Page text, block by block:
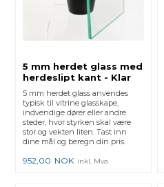
5 mm herdet glass med
herdeslipt kant - Klar
5 mm herdet glass anvendes
typisk til vitrine glasskape,
indvendige dører eller andre
steder, hvor styrken skal være
stor og vekten liten. Tast inn
dine mål og beregn din pris.
952,00 NOK inkl. Mva